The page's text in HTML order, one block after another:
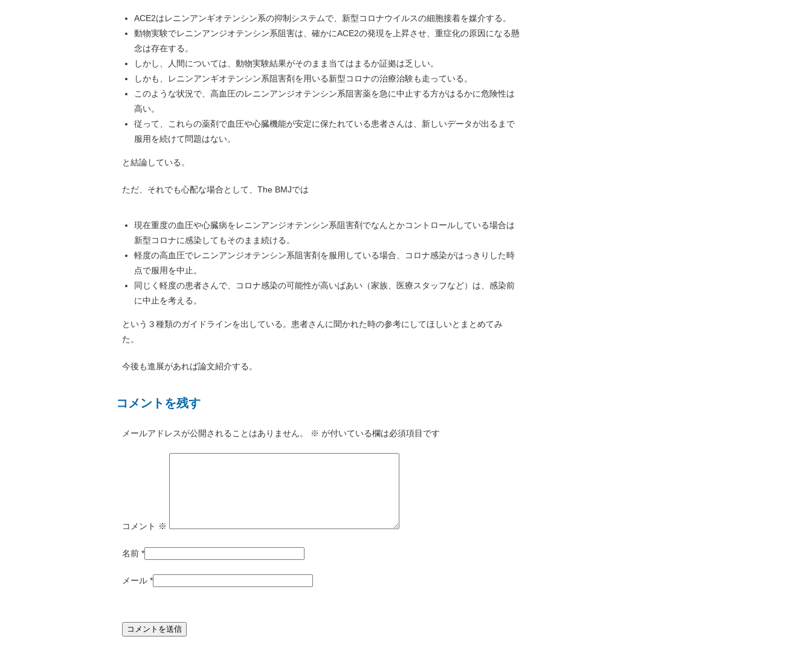
ACE2はレニンアンギオテンシン系の抑制システムで、新型コロナウイルスの細胞接着を媒介する。
動物実験でレニンアンジオテンシン系阻害は、確かにACE2の発現を上昇させ、重症化の原因になる懸
念は存在する。
しかし、人間については、動物実験結果がそのまま当てはまるか証拠は乏しい。
しかも、レニンアンギオテンシン系阻害剤を用いる新型コロナの治療治験も走っている。
このような状況で、高血圧のレニンアンジオテンシン系阻害薬を急に中止する方がはるかに危険性は
高い。
従って、これらの薬剤で血圧や心臓機能が安定に保たれている患者さんは、新しいデータが出るまで
服用を続けて問題はない。
と結論している。
ただ、それでも心配な場合として、The BMJでは
現在重度の血圧や心臓病をレニンアンジオテンシン系阻害剤でなんとかコントロールしている場合は
新型コロナに感染してもそのまま続ける。
軽度の高血圧でレニンアンジオテンシン系阻害剤を服用している場合、コロナ感染がはっきりした時
点で服用を中止。
同じく軽度の患者さんで、コロナ感染の可能性が高いばあい（家族、医療スタッフなど）は、感染前
に中止を考える。
という３種類のガイドラインを出している。患者さんに聞かれた時の参考にしてほしいとまとめてみ
た。
今後も進展があれば論文紹介する。
コメントを残す
メールアドレスが公開されることはありません。 ※ が付いている欄は必須項目です
コメント ※
名前 *
メール *